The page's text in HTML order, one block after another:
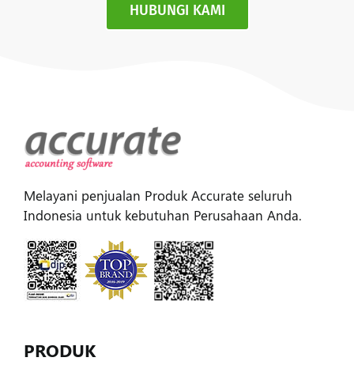
HUBUNGI KAMI
Melayani penjualan Produk Accurate seluruh
Indonesia untuk kebutuhan Perusahaan Anda.
PRODUK